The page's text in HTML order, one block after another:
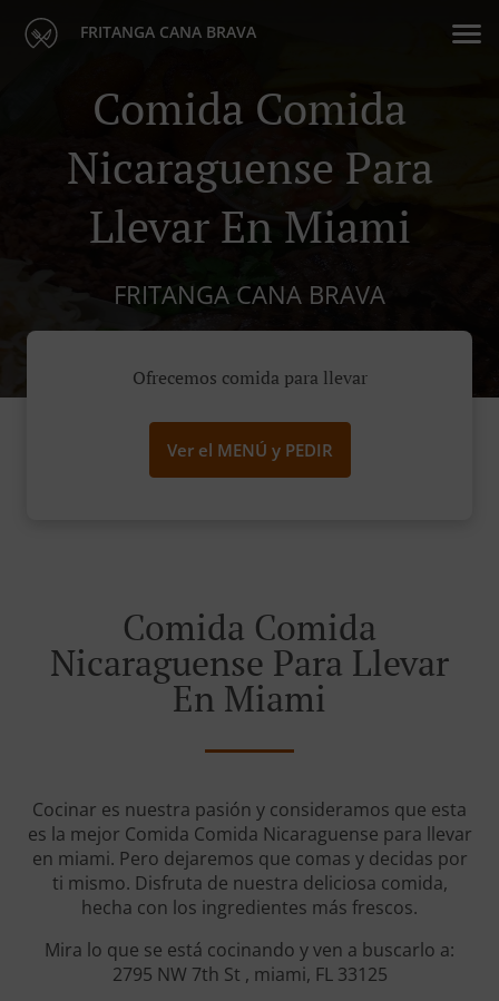
FRITANGA CANA BRAVA
Comida Comida
Nicaraguense Para
Llevar En Miami
FRITANGA CANA BRAVA
Ofrecemos comida para llevar
Ver el MENÚ y PEDIR
Comida Comida
Nicaraguense Para Llevar
En Miami
Cocinar es nuestra pasión y consideramos que esta
es la mejor Comida Comida Nicaraguense para llevar
en miami. Pero dejaremos que comas y decidas por
ti mismo. Disfruta de nuestra deliciosa comida,
hecha con los ingredientes más frescos.
Mira lo que se está cocinando y ven a buscarlo a:
2795 NW 7th St , miami, FL 33125